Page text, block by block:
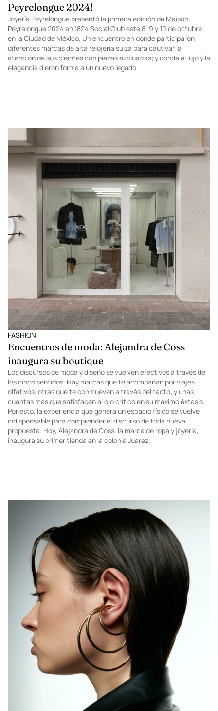
Peyrelongue 2024!
Joyería Peyrelongue presentó la primera edición de Maison
Peyrelongue 2024 en 1824 Social Club este 8, 9 y 10 de octubre
en la Ciudad de México. Un encuentro en donde participaron
diferentes marcas de alta relojería suiza para cautivar la
atención de sus clientes con piezas exclusivas; y donde el lujo y la
elegancia dieron forma a un nuevo legado.
FASHION
Encuentros de moda: Alejandra de Coss
inaugura su boutique
Los discursos de moda y diseño se vuelven efectivos a través de
los cinco sentidos. Hay marcas que te acompañan por viajes
olfativos; otras que te conmueven a través del tacto; y unas
cuantas más que satisfacen al ojo crítico en su máximo éxtasis.
Por esto, la experiencia que genera un espacio físico se vuelve
indispensable para comprender el discurso de toda nueva
propuesta. Hoy, Alejandra de Coss, la marca de ropa y joyería,
inaugura su primer tienda en la colonia Juárez.